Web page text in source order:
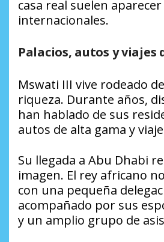
casa real suelen
internacionales.
Palacios, autos y viajes
Mswati III vive rodeado
riqueza. Durante años,
han hablado de sus
autos de alta gama y
Su llegada a Abu Dhabi
imagen. El rey africano
con una pequeña
acompañado por sus
y un amplio grupo de